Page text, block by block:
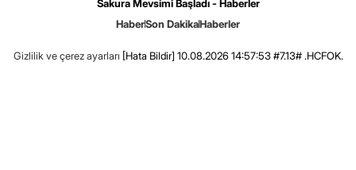
Sakura Mevsimi Başladı - Haberler
HaberSon DakikaHaberler
Gizlilik ve çerez ayarları [Hata Bildir] 10.08.2026 14:57:53 #7.13# .HCFOK.